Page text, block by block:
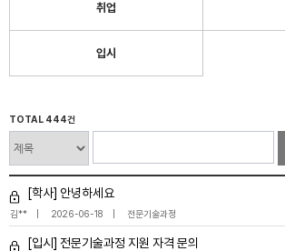
취업
입시
TOTAL 444건
[학사] 안녕하세요
김** 2026-06-18 전문기술과정
[입시] 전문기술과정 지원 자격 문의